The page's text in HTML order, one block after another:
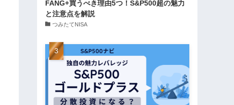
FANG+買うべき理由5つ！S&P500超の魅力
と注意点を解説
つみたてNISA